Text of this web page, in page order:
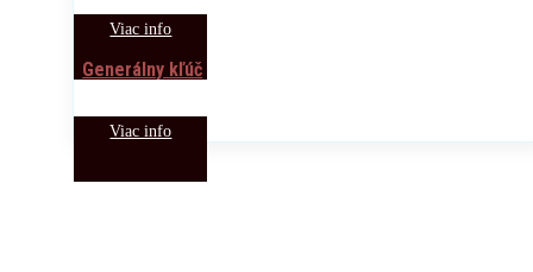
Viac info
Generálny kľúč
Viac info